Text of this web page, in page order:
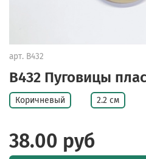
арт. B432
B432 Пуговицы
Коричневый 2.2 см
38.00 руб